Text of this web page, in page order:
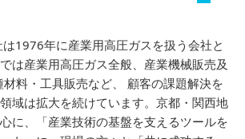
1976年に産業用高圧ガスを扱う会社と
は産業用高圧ガス全般、産業機械販売及
料・工具販売など、 顧客の課題解決を
域は拡大を続けています。 京都・関西地
に、「産業技術の基盤を支えるツールを